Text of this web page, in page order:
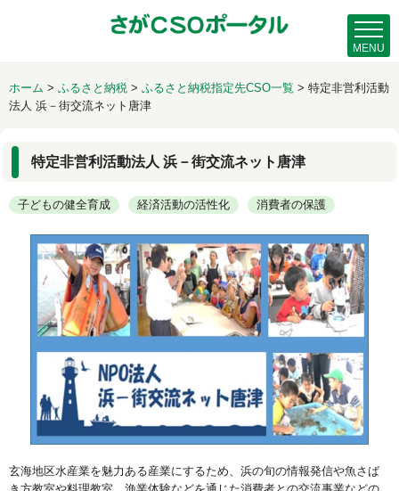
ホーム > ふるさと納税 > ふるさと納税指定先CSO一覧 > 特定非営利活動
法人 浜－街交流ネット唐津
特定非営利活動法人 浜－街交流ネット唐津
子どもの健全育成 経済活動の活性化 消費者の保護
玄海地区水産業を魅力ある産業にするため、浜の旬の情報発信や魚さば
MENU